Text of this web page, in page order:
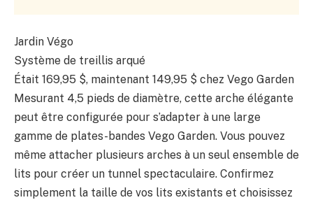
Jardin Végo
Système de treillis arqué
Était 169,95 $, maintenant 149,95 $ chez Vego Garden
Mesurant 4,5 pieds de diamètre, cette arche élégante
peut être configurée pour s’adapter à une large
gamme de plates-bandes Vego Garden. Vous pouvez
même attacher plusieurs arches à un seul ensemble de
lits pour créer un tunnel spectaculaire. Confirmez
simplement la taille de vos lits existants et choisissez